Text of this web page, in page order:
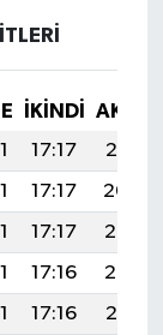
İKINDI
17:17
20:41
17:17
20:40
17:17
20:39
17:16
20:38
17:16
20:37